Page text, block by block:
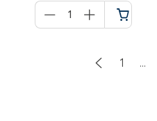
für
Warenkorb
1 ...